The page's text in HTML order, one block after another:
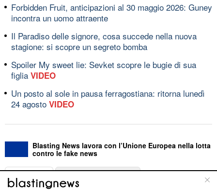
Forbidden Fruit, anticipazioni al 30 maggio 2026: Guney
incontra un uomo attraente
Il Paradiso delle signore, cosa succede nella nuova
stagione: si scopre un segreto bomba
Spoiler My sweet lie: Sevket scopre le bugie di sua
figlia VIDEO
Un posto al sole in pausa ferragostiana: ritorna lunedì
24 agosto VIDEO
Blasting News lavora con l’Unione Europea nella lotta
contro le fake news
ABOUT